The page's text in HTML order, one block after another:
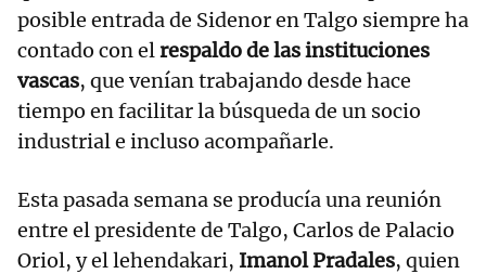
posible entrada de Sidenor en Talgo siempre ha
contado con elrespaldo de las instituciones
vascas, que venían trabajando desde hace
tiempo en facilitar la búsqueda de un socio
industrial e incluso acompañarle.
Esta pasada semana se producía una reunión
entre el presidente de Talgo, Carlos de Palacio
Oriol, y el lehendakari, Imanol Pradales, quien